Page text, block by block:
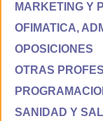
MARKETING Y
OFIMATICA,
OPOSICIONES
OTRAS
SANIDAD Y